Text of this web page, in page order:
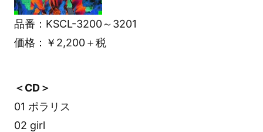
品番：KSCL-3200～3201
価格：￥2,200＋税
＜CD＞
01 ポラリス
02 girl